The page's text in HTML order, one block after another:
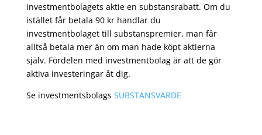
investmentbolagets aktie en substansrabatt. Om du
istället får betala 90 kr handlar du
investmentbolaget till substanspremier, man får
alltså betala mer än om man hade köpt aktierna
själv. Fördelen med investmentbolag är att de gör
aktiva investeringar åt dig.
Se investmentsbolags SUBSTANSVÄRDE